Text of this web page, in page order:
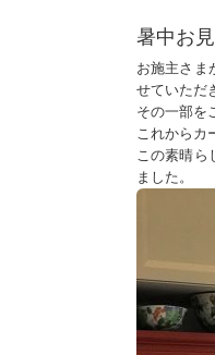
暑中お
お施主さま
せていただ
その一部を
これからカ
この素晴ら
ました。